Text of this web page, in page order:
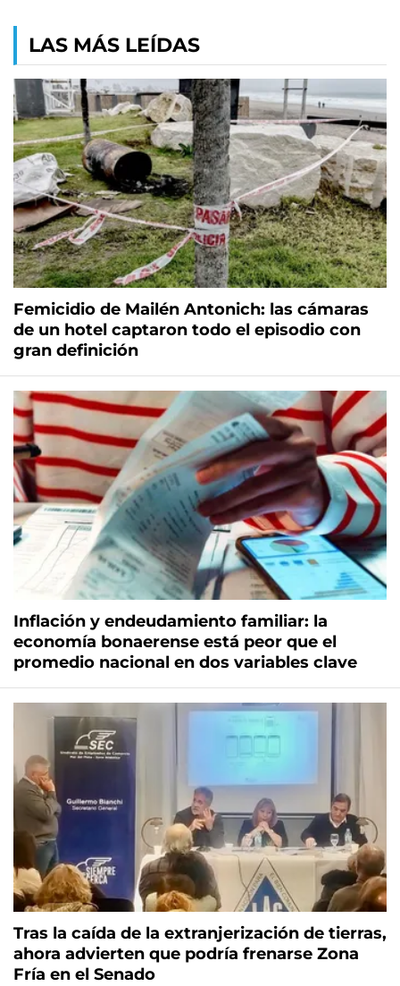
LAS MÁS LEÍDAS
Femicidio de Mailén Antonich: las cámaras
de un hotel captaron todo el episodio con
gran definición
Inflación y endeudamiento familiar: la
economía bonaerense está peor que el
promedio nacional en dos variables clave
Tras la caída de la extranjerización de tierras,
ahora advierten que podría frenarse Zona
Fría en el Senado